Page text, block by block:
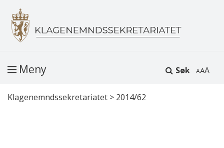
Søk A
Meny
Klagenemndssekretariatet > 2014/62